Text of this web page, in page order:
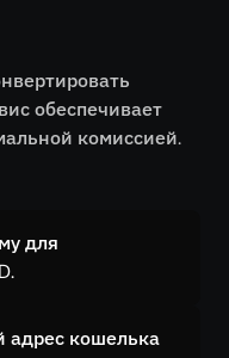
обеспечивает
комиссией.
для
адрес кошелька